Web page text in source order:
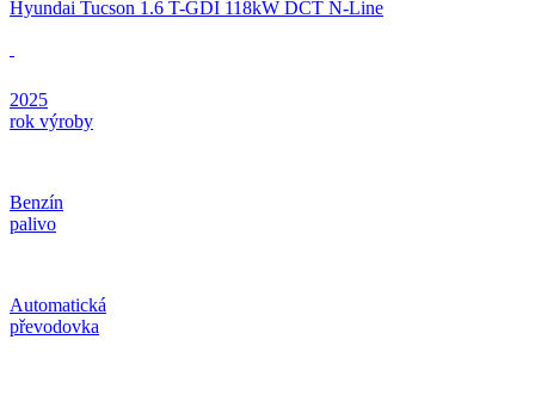
Hyundai Tucson 1.6 T-GDI 118kW DCT N-Line
2025
rok výroby
Benzín
palivo
Automatická
převodovka